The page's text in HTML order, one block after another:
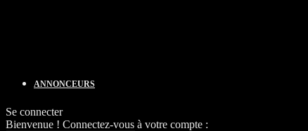
ANNONCEURS
Se connecter
Bienvenue ! Connectez-vous à votre compte :